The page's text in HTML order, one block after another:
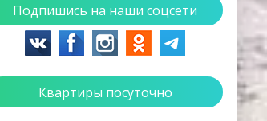
Подпишись на наши соцсети
Квартиры посуточно